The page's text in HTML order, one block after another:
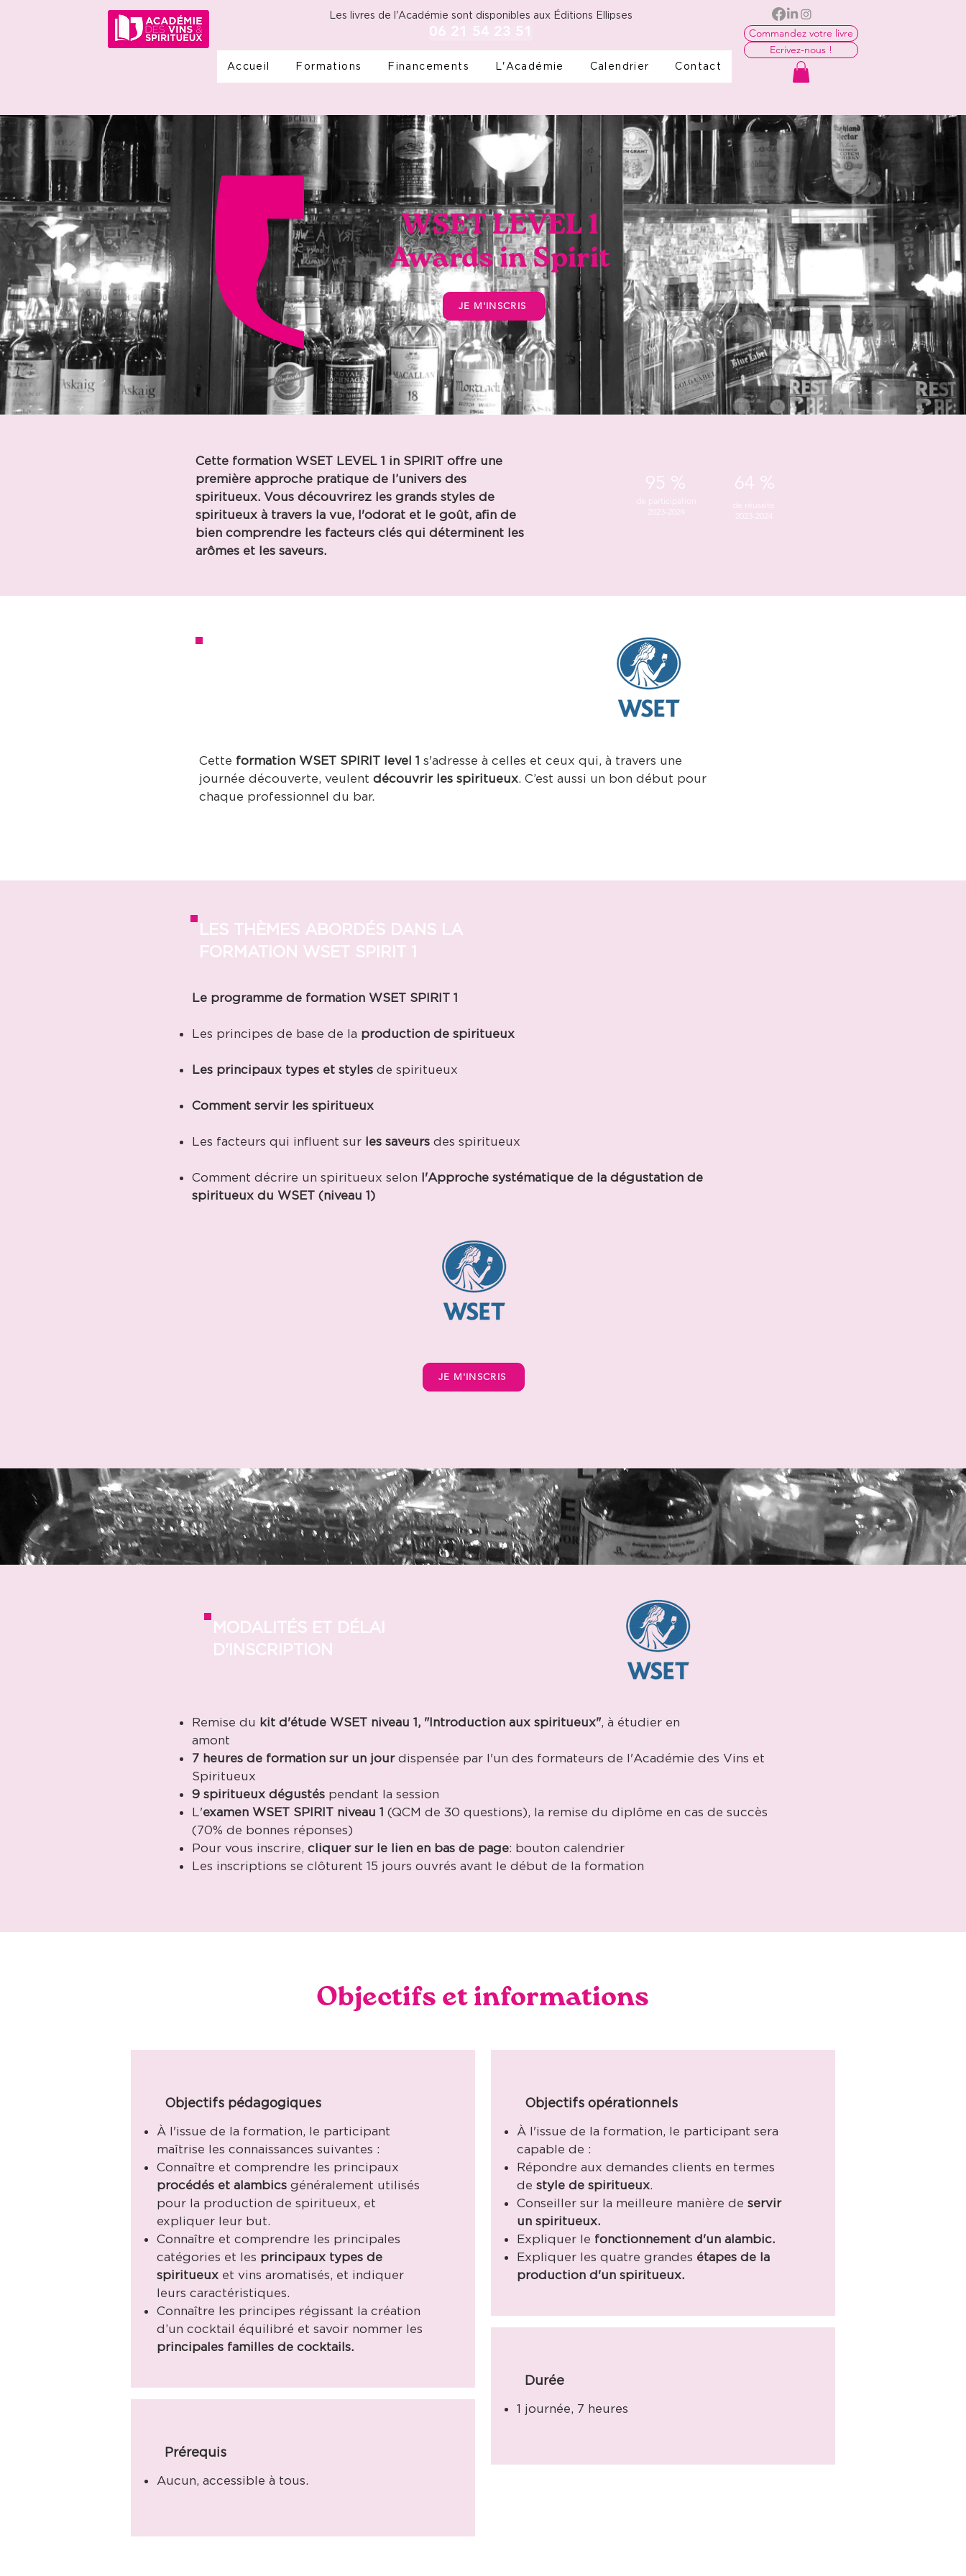
Les livres de l'Académie sont disponibles aux Éditions Ellipses
06 21 54 23 51
Accueil Formations Financements L'Académie Calendrier Contact
Commandez votre livre
Ecrivez-nous !
WSET LEVEL 1
Awards in Spirit
JE M'INSCRIS
Cette formation WSET LEVEL 1 in SPIRIT offre une
première approche pratique de l’univers des
spiritueux. Vous découvrirez les grands styles de
spiritueux à travers la vue, l'odorat et le goût, afin de
bien comprendre les facteurs clés qui déterminent les
arômes et les saveurs.
95 %
de participation
2023-2024
64 %
de réussite
2023-2024
Cette formation WSET SPIRIT level 1 s'adresse à celles et ceux qui, à travers une
journée découverte, veulent découvrir les spiritueux. C’est aussi un bon début pour
chaque professionnel du bar.
LES THÈMES ABORDÉS DANS LA
FORMATION WSET SPIRIT 1
Le programme de formation WSET SPIRIT 1
Les principes de base de la production de spiritueux
Les principaux types et styles de spiritueux
Comment servir les spiritueux
Les facteurs qui influent sur les saveurs des spiritueux
Comment décrire un spiritueux selon l'Approche systématique de la dégustation de
spiritueux du WSET (niveau 1)
JE M'INSCRIS
MODALITÉS ET DÉLAI
D'INSCRIPTION
Remise du kit d'étude WSET niveau 1, "Introduction aux spiritueux", à étudier en
amont
7 heures de formation sur un jour dispensée par l'un des formateurs de l'Académie des Vins et
Spiritueux
9 spiritueux dégustés pendant la session
L'examen WSET SPIRIT niveau 1 (QCM de 30 questions), la remise du diplôme en cas de succès
(70% de bonnes réponses)
Pour vous inscrire, cliquer sur le lien en bas de page: bouton calendrier
Les inscriptions se clôturent 15 jours ouvrés avant le début de la formation
Objectifs et informations
Objectifs pédagogiques
À l'issue de la formation, le participant
maîtrise les connaissances suivantes :
Connaître et comprendre les principaux
procédés et alambics généralement utilisés
pour la production de spiritueux, et
expliquer leur but.
Connaître et comprendre les principales
catégories et les principaux types de
spiritueux et vins aromatisés, et indiquer
leurs caractéristiques.
Connaître les principes régissant la création
d’un cocktail équilibré et savoir nommer les
principales familles de cocktails.
Prérequis
Aucun, accessible à tous.
Objectifs opérationnels
À l'issue de la formation, le participant sera
capable de :​
Répondre aux demandes clients en termes
de style de spiritueux.
Conseiller sur la meilleure manière de servir
un spiritueux.
Expliquer le fonctionnement d'un alambic.
Expliquer les quatre grandes étapes de la
production d'un spiritueux.
Durée
1 journée, 7 heures